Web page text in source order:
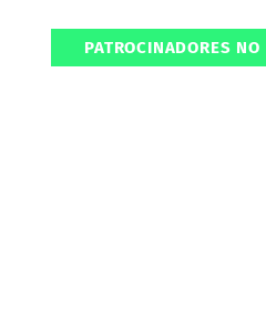
PATROCINADORES